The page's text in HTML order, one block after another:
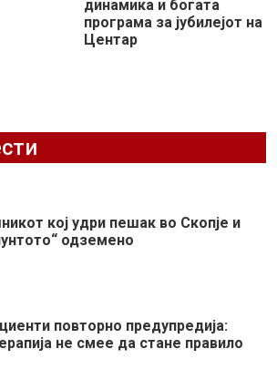
динамика и богата
програма за јубилејот на
Центар
кој удри пешак во Скопје и
одземено
повторно предупредија:
не смее да стане правило